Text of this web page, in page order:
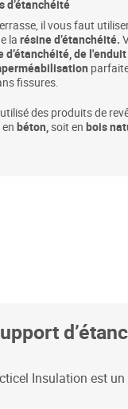
d’étanchéité
il vous faut
la résine d’étanchéité.
d’étanchéité, de l'
fissures.
des produits de
béton,soit en bois
Insulation est